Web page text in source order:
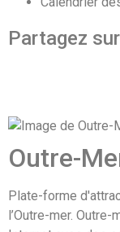
Partagez
Outre-
Plate-forme
l’Outre-mer.